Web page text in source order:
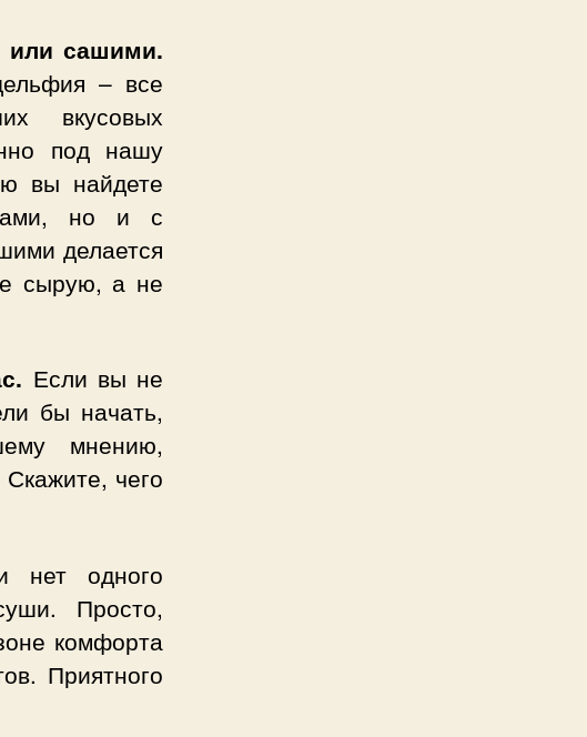
или сашими.
– все
вкусовых
под нашу
вы найдете
но и с
делается
сырую, а не
Если вы не
бы начать,
мнению,
чего
нет одного
Просто,
комфорта
Приятного